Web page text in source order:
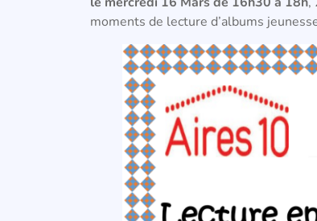
moments de lecture d’albums